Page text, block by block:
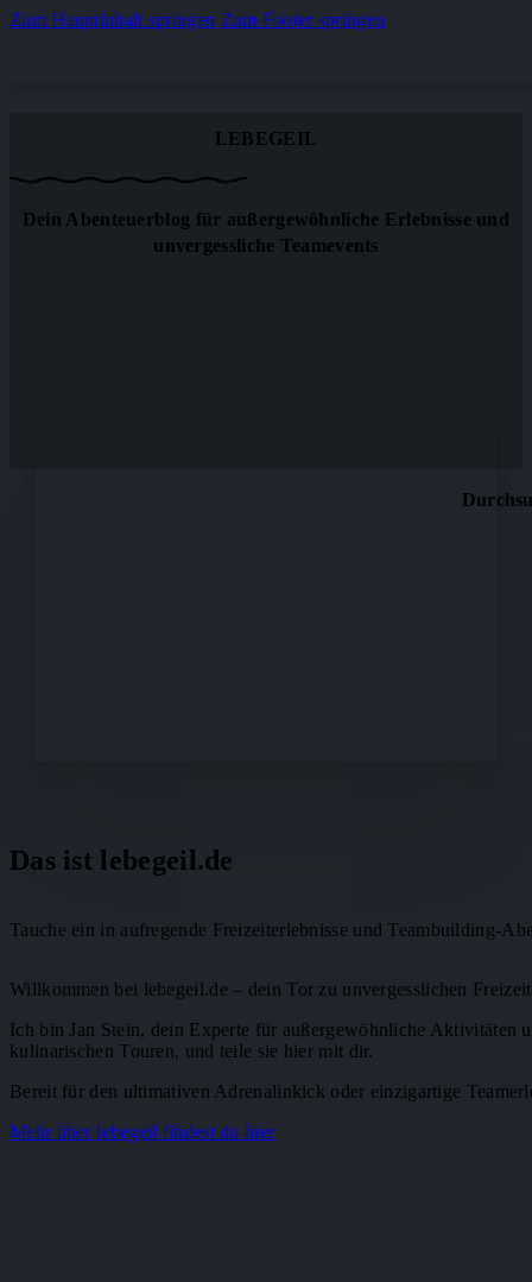
Zum Hauptinhalt springen Zum Footer springen
LEBEGEIL
Dein Abenteuerblog für außergewöhnliche Erlebnisse und
unvergessliche Teamevents
Das ist lebegeil.de
Tauche ein in aufregende Freizeiterlebnisse und Teambuilding-
Willkommen bei lebegeil.de – dein Tor zu unvergesslichen
Ich bin Jan Stein, dein Experte für außergewöhnliche Aktivitäten
kulinarischen Touren, und teile sie hier mit dir.
Bereit für den ultimativen Adrenalinkick oder einzigartige
Mehr über lebegeil findest du hier